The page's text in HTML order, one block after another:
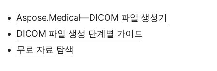
Aspose.Medical—DICOM 파일 생성기
DICOM 파일 생성 단계별 가이드
무료 자료 탐색